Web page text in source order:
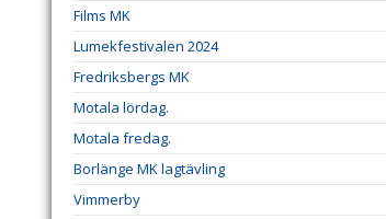
Films MK
Lumekfestivalen 2024
Fredriksbergs MK
Motala lördag.
Motala fredag.
Borlänge MK lagtävling
Vimmerby